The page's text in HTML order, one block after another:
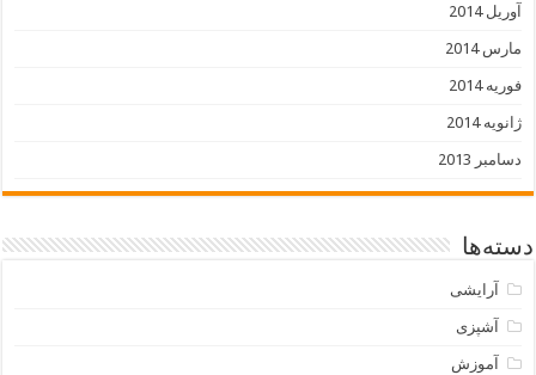
آوریل 2014
مارس 2014
فوریه 2014
ژانویه 2014
دسامبر 2013
دسته‌ها
آرایشی
آشپزی
آموزش